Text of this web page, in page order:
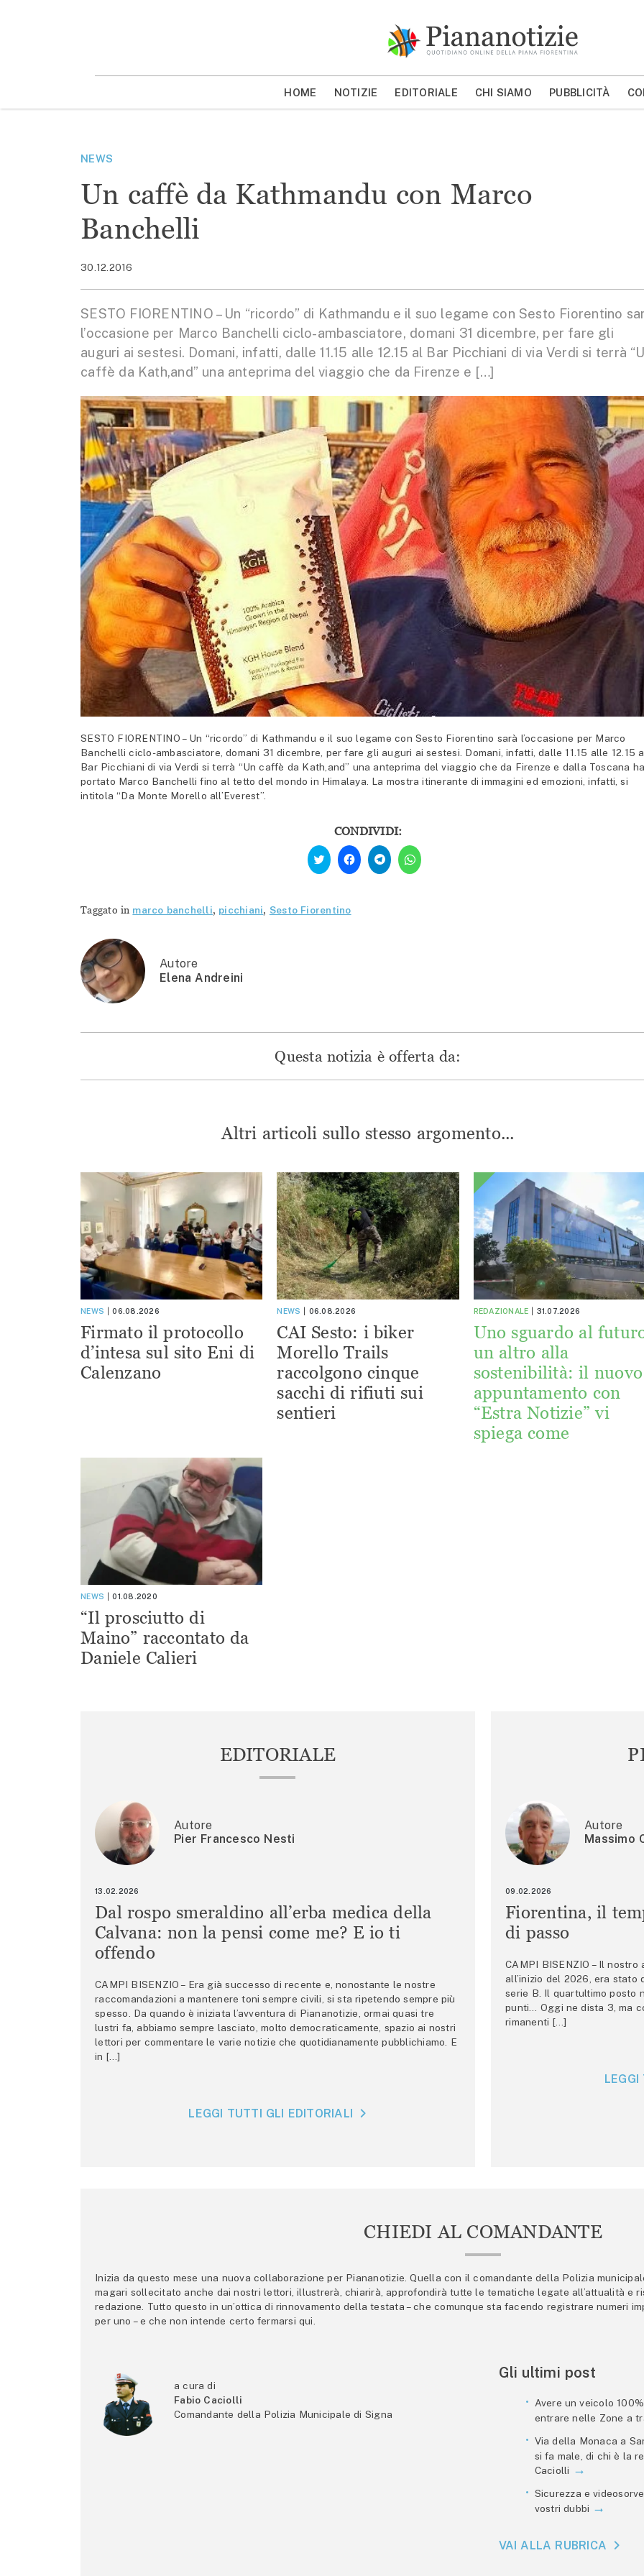
MOSTRA/NASCONDI CERCA
HOME NOTIZIE EDITORIALE CHI SIAMO PUBBLICITÀ
NEWS
Un caffè da Kathmandu con Marco
Banchelli
30.12.2016
SESTO FIORENTINO – Un “ricordo” di Kathmandu e il suo legame con Sesto Fiorentino
l’occasione per Marco Banchelli ciclo-ambasciatore, domani 31 dicembre, per fare gli
auguri ai sestesi. Domani, infatti, dalle 11.15 alle 12.15 al Bar Picchiani di via Verdi si terrà
caffè da Kath,and” una anteprima del viaggio che da Firenze e […]
SESTO FIORENTINO – Un “ricordo” di Kathmandu e il suo legame con Sesto Fiorentino sarà l’occasione per Marco
Banchelli ciclo-ambasciatore, domani 31 dicembre, per fare gli auguri ai sestesi. Domani, infatti, dalle 11.15 alle 12.15
Bar Picchiani di via Verdi si terrà “Un caffè da Kath,and” una anteprima del viaggio che da Firenze e dalla Toscana
portato Marco Banchelli fino al tetto del mondo in Himalaya. La mostra itinerante di immagini ed emozioni, infatti, si
intitola “Da Monte Morello all’Everest”.
CONDIVIDI:
Fai
clic
qui
Twitter
(Si
Fai
clic
per
condividere
Fai
clic
per
condividere
Fai
clic
per
Taggato in marco banchelli, picchiani, Sesto Fiorentino
Autore
Elena Andreini
Questa notizia è offerta da:
Altri articoli sullo stesso argomento...
NEWS 06.08.2026
Firmato il protocollo
d’intesa sul sito Eni di
Calenzano
NEWS 06.08.2026
CAI Sesto: i biker
Morello Trails
raccolgono cinque
sacchi di rifiuti sui
sentieri
REDAZIONALE 31.07.2026
Uno sguardo al
un altro alla
sostenibilità: il nuovo
appuntamento con
“Estra Notizie” vi
spiega come
NEWS 01.08.2020
“Il prosciutto di
Maino” raccontato da
Daniele Calieri
EDITORIALE
Autore
Pier Francesco Nesti
13.02.2026
Dal rospo smeraldino all’erba medica della
Calvana: non la pensi come me? E io ti
offendo
CAMPI BISENZIO – Era già successo di recente e, nonostante le nostre
raccomandazioni a mantenere toni sempre civili, si sta ripetendo sempre più
spesso. Da quando è iniziata l’avventura di Piananotizie, ormai quasi tre
lustri fa, abbiamo sempre lasciato, molto democraticamente, spazio ai nostri
lettori per commentare le varie notizie che quotidianamente pubblichiamo. E
in […]
LEGGI TUTTI GLI EDITORIALI
Autore
Massimo
09.02.2026
Fiorentina, il
di passo
CAMPI BISENZIO – Il
all’inizio del 2026, era stato
serie B. Il quartultimo posto
punti… Oggi ne dista 3, ma
rimanenti […]
CHIEDI AL COMANDANTE
Inizia da questo mese una nuova collaborazione per Piananotizie. Quella con il comandante della Polizia
magari sollecitato anche dai nostri lettori, illustrerà, chiarirà, approfondirà tutte le tematiche legate all’attualità e
redazione. Tutto questo in un’ottica di rinnovamento della testata – che comunque sta facendo registrare numeri
per uno – e che non intende certo fermarsi qui.
a cura di
Fabio Caciolli
Comandante della Polizia Municipale di Signa
Gli ultimi post
Avere un veicolo
entrare nelle Zone a
Via della Monaca a
si fa male, di chi è la
Caciolli
Sicurezza e
vostri dubbi
VAI ALLA RUBRICA